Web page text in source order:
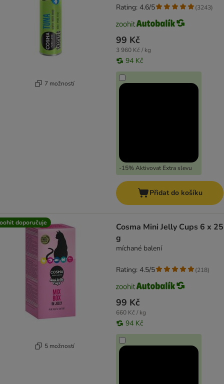
7 možností
99 Kč
3 960 Kč / kg
94 Kč
-15% Aktivovat Extra slevu
Rating: 4.6/5 (3243)
Přidat do košíku
doporučuje
5 možností
Cosma Mini Jelly Cups 6 x 25
g
míchané balení
99 Kč
660 Kč / kg
94 Kč
Rating: 4.5/5 (218)